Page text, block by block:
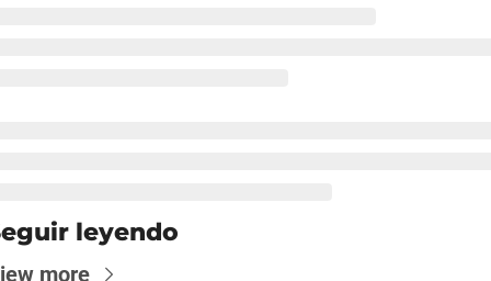
leyendo
more